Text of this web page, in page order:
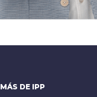
MÁS DE IPP